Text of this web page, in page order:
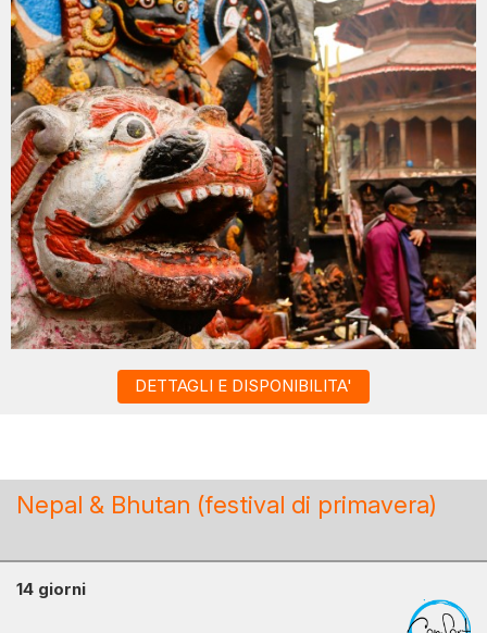
DETTAGLI E DISPONIBILITA'
Nepal & Bhutan (festival di primavera)
14 giorni